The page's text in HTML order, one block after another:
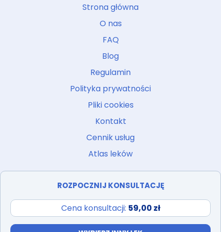
ROZPOCZNIJ KONSULTACJĘ
Cena konsultacji: 59,00 zł
Strona główna
O nas
FAQ
Blog
Regulamin
Polityka prywatności
Pliki cookies
Kontakt
Cennik usług
Atlas leków